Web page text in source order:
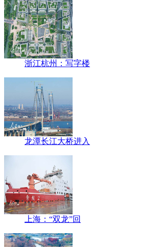
浙江杭州：写字楼
龙潭长江大桥进入
上海：“双龙”回